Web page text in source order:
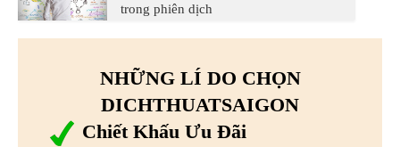
trong phiên dịch
NHỮNG LÍ DO CHỌN
DICHTHUATSAIGON
Chiết Khấu Ưu Đãi